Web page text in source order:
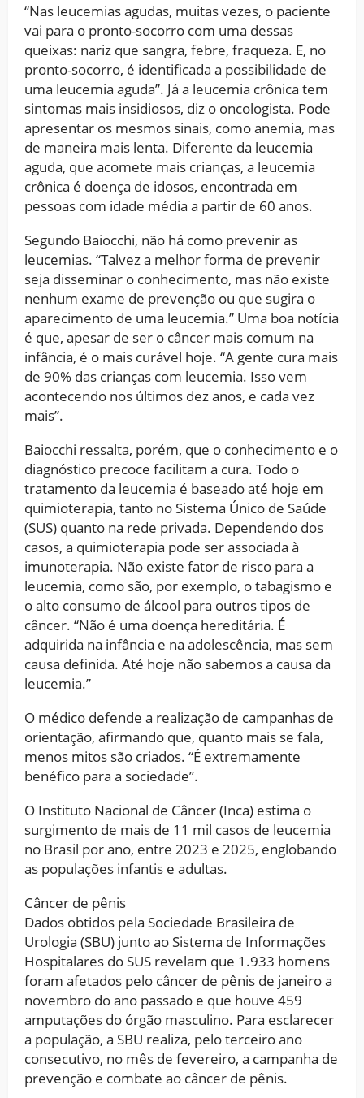
“Nas leucemias agudas, muitas vezes, o paciente
vai para o pronto-socorro com uma dessas
queixas: nariz que sangra, febre, fraqueza. E, no
pronto-socorro, é identificada a possibilidade de
uma leucemia aguda”. Já a leucemia crônica tem
sintomas mais insidiosos, diz o oncologista. Pode
apresentar os mesmos sinais, como anemia, mas
de maneira mais lenta. Diferente da leucemia
aguda, que acomete mais crianças, a leucemia
crônica é doença de idosos, encontrada em
pessoas com idade média a partir de 60 anos.
Segundo Baiocchi, não há como prevenir as
leucemias. “Talvez a melhor forma de prevenir
seja disseminar o conhecimento, mas não existe
nenhum exame de prevenção ou que sugira o
aparecimento de uma leucemia.” Uma boa notícia
é que, apesar de ser o câncer mais comum na
infância, é o mais curável hoje. “A gente cura mais
de 90% das crianças com leucemia. Isso vem
acontecendo nos últimos dez anos, e cada vez
mais”.
Baiocchi ressalta, porém, que o conhecimento e o
diagnóstico precoce facilitam a cura. Todo o
tratamento da leucemia é baseado até hoje em
quimioterapia, tanto no Sistema Único de Saúde
(SUS) quanto na rede privada. Dependendo dos
casos, a quimioterapia pode ser associada à
imunoterapia. Não existe fator de risco para a
leucemia, como são, por exemplo, o tabagismo e
o alto consumo de álcool para outros tipos de
câncer. “Não é uma doença hereditária. É
adquirida na infância e na adolescência, mas sem
causa definida. Até hoje não sabemos a causa da
leucemia.”
O médico defende a realização de campanhas de
orientação, afirmando que, quanto mais se fala,
menos mitos são criados. “É extremamente
benéfico para a sociedade”.
O Instituto Nacional de Câncer (Inca) estima o
surgimento de mais de 11 mil casos de leucemia
no Brasil por ano, entre 2023 e 2025, englobando
as populações infantis e adultas.
Câncer de pênis
Dados obtidos pela Sociedade Brasileira de
Urologia (SBU) junto ao Sistema de Informações
Hospitalares do SUS revelam que 1.933 homens
foram afetados pelo câncer de pênis de janeiro a
novembro do ano passado e que houve 459
amputações do órgão masculino. Para esclarecer
a população, a SBU realiza, pelo terceiro ano
consecutivo, no mês de fevereiro, a campanha de
prevenção e combate ao câncer de pênis.